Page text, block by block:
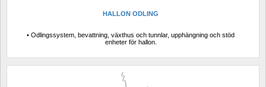
HALLON ODLING
• Odlingssystem, bevattning, växthus och tunnlar, upphängning och stöd
enheter för hallon.